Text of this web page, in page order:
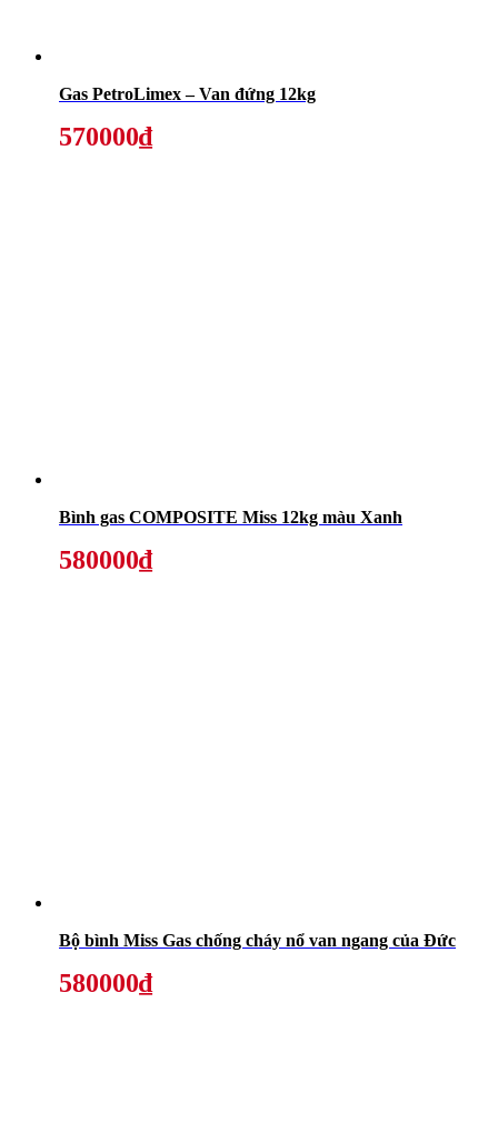
Gas PetroLimex – Van đứng 12kg
570000₫
Bình gas COMPOSITE Miss 12kg màu Xanh
580000₫
Bộ bình Miss Gas chống cháy nổ van ngang của Đức
580000₫